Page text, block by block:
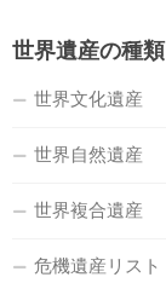
世界遺産の種類
世界文化遺産
世界自然遺産
世界複合遺産
危機遺産リスト